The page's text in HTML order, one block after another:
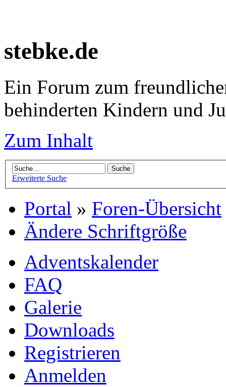
stebke.de
Ein Forum zum
behinderten Kindern und
Zum Inhalt
Erweiterte Suche
Portal » Foren-Übersicht
Ändere Schriftgröße
Adventskalender
FAQ
Galerie
Downloads
Registrieren
Anmelden